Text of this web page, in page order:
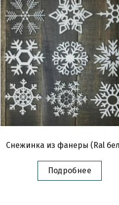
Снежинка из фанеры (Ral
Подробнее